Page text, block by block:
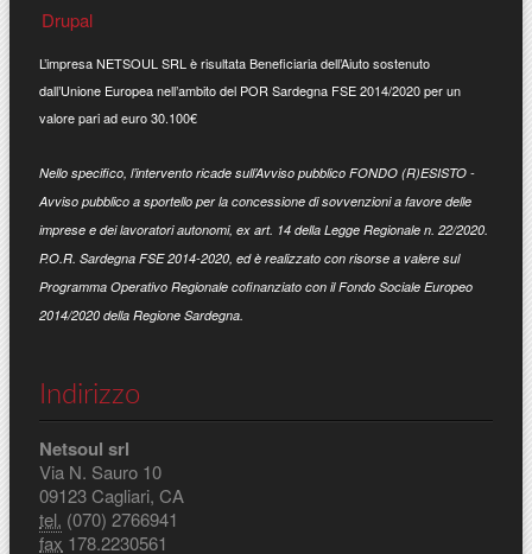
Drupal
L’impresa NETSOUL SRL è risultata Beneficiaria dell’Aiuto sostenuto
dall’Unione Europea nell’ambito del POR Sardegna FSE 2014/2020 per un
valore pari ad euro 30.100€
Nello specifico, l’intervento ricade sull’Avviso pubblico FONDO (R)ESISTO -
Avviso pubblico a sportello per la concessione di sovvenzioni a favore delle
imprese e dei lavoratori autonomi, ex art. 14 della Legge Regionale n. 22/2020.
P.O.R. Sardegna FSE 2014-2020, ed è realizzato con risorse a valere sul
Programma Operativo Regionale cofinanziato con il Fondo Sociale Europeo
2014/2020 della Regione Sardegna.
Indirizzo
Netsoul srl
Via N. Sauro 10
09123 Cagliari, CA
tel. (070) 2766941
fax 178.2230561